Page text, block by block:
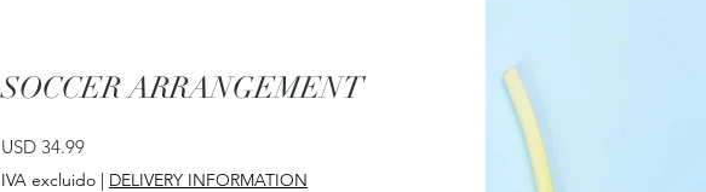
SOCCER ARRANGEMENT
USD 34.99Precio
IVA excluido | DELIVERY INFORMATION